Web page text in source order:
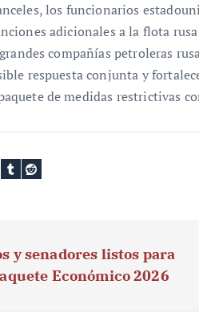
los funcionarios
adicionales a la flota
compañías petroleras
respuesta conjunta y
de medidas restrictivas
y senadores listos para
Económico 2026